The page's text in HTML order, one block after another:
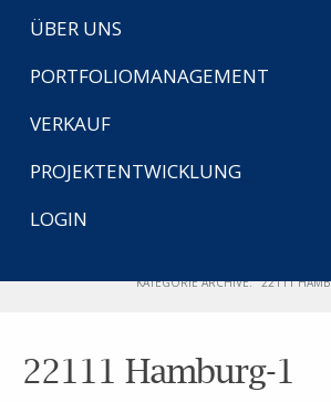
ÜBER UNS
PORTFOLIOMANAGEMENT
VERKAUF
PROJEKTENTWICKLUNG
LOGIN
KATEGORIE ARCHIVE: "22111
22111 Hamburg-1